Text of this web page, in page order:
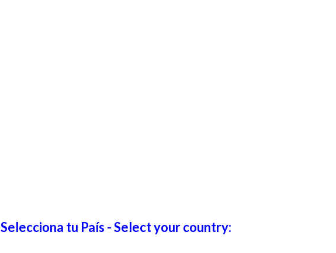
Selecciona tu País - Select your country: